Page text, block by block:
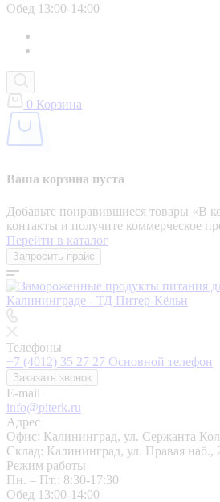
Обед 13:00-14:00
0 Корзина
Ваша корзина пуста
Добавьте понравившиеся товары «‎В
контакты и получите коммерческое
Перейти в каталог
Запросить прайс
Телефоны
+7 (4012) 35 27 27 Основной телефон
Заказать звонок
E-mail
info@piterk.ru
Адрес
Офис: Калининград, ул. Сержанта
Склад: Калининград, ул. Правая наб.,
Режим работы
Пн. – Пт.: 8:30-17:30
Обед 13:00-14:00